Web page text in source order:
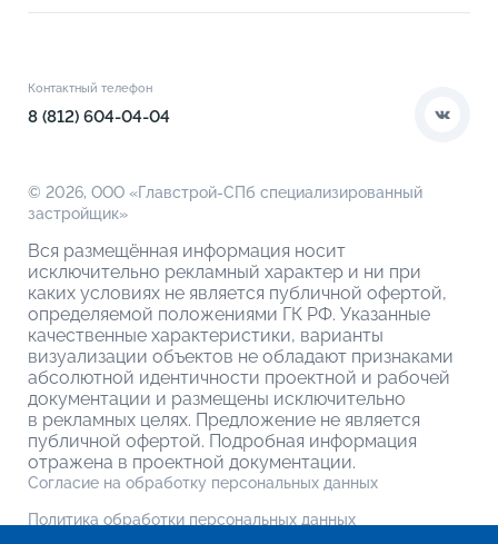
Благоустройство
О компании
Контактный телефон
8 (812) 604-04-04
© 2026, ООО «Главстрой-СПб специализированный
застройщик»
Вся размещённая информация носит
исключительно рекламный характер и ни при
каких условиях не является публичной офертой,
определяемой положениями ГК РФ. Указанные
качественные характеристики, варианты
визуализации объектов не обладают признаками
абсолютной идентичности проектной и рабочей
документации и размещены исключительно
в рекламных целях. Предложение не является
публичной офертой. Подробная информация
отражена в проектной документации.
Согласие на обработку персональных данных
Политика обработки персональных данных